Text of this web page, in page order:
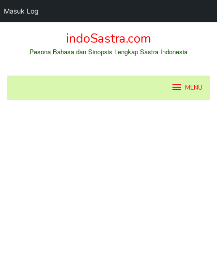
Masuk Log
indoSastra.com
Pesona Bahasa dan Sinopsis Lengkap Sastra Indonesia
MENU